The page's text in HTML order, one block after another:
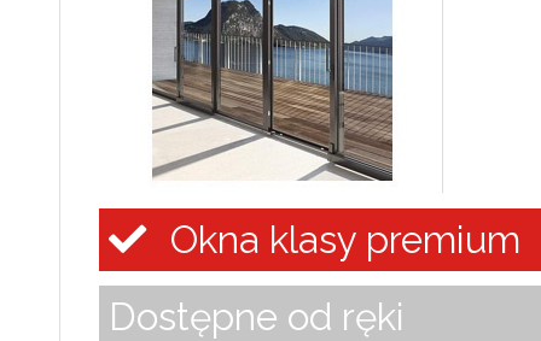
Okna klasy premium
Dostępne od ręki